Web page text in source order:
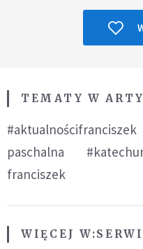
TEMATY W
#aktualnościfranciszek
paschalna
franciszek
WIĘCEJ W: